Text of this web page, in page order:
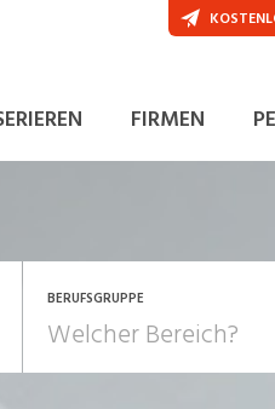
FIRMEN
BERUFSGRUPPE